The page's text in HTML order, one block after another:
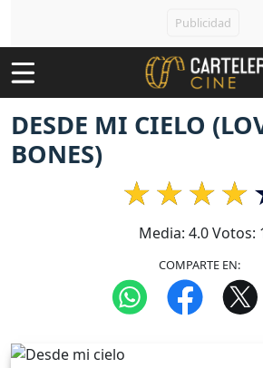
DESDE MI CIELO
BONES)
Media: 4.0Votos:
COMPARTE EN: